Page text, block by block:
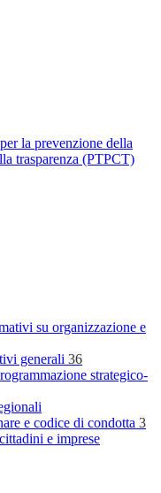
la prevenzione della
trasparenza (PTPCT)
su organizzazione e
generali 36
strategico-
e codice di condotta 3
e imprese